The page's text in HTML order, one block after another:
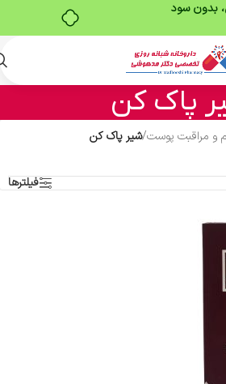
بدون سود
پاک کن
و مراقبت پوست/شیر پاک کن
فیلترها